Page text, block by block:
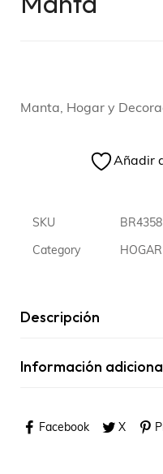
Manta, Hogar y
Añadir
SKU BR4358
Category
Descripción
Información
Facebook X